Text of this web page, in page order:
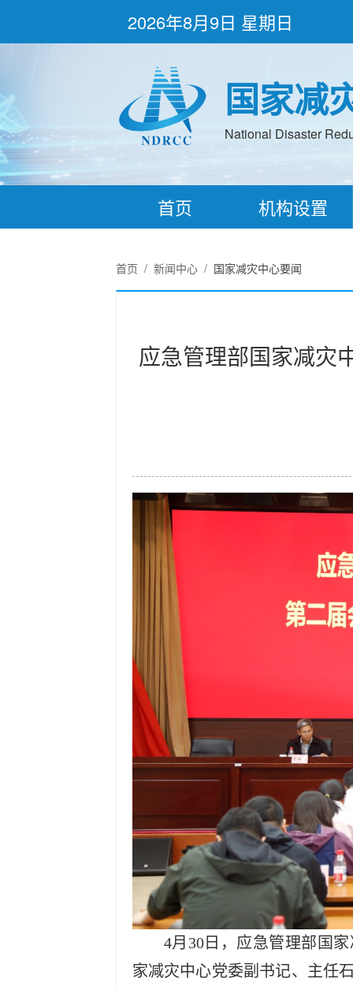
2026年8月9日 星期日
国家减
National Disaster
首页 机构设置
首页 / 新闻中心/ 国家减灾中心要闻
应急管理部国家减灾
4月30日，应急管理部国
家减灾中心党委副书记、主任